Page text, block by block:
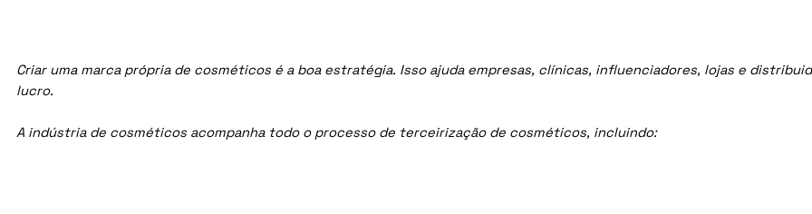
Criar uma marca própria de cosméticos é a boa estratégia. Isso ajuda empresas, clínicas, influenciadores, lojas e
lucro.
A indústria de cosméticos acompanha todo o processo de terceirização de cosméticos, incluindo: